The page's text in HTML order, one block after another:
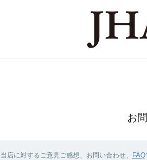
お
当店に対するご意見ご感想、お問い合わせ、 FAQ